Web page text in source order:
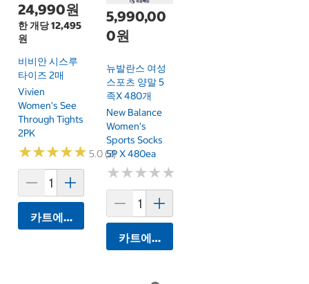
24,990원
한 개당 12,495
원
비비안 시스루
타이즈 2매
Vivien
Women's See
Through Tights
2PK
★★★★★
★★★★★ 5.0 (2)
카트에 담기
5,990,00
0원
뉴발란스 여성
스포츠 양말 5
족x 480개
New Balance
Women's
Sports Socks
5P X 480ea
★★★★★
★★★★★
카트에 담기